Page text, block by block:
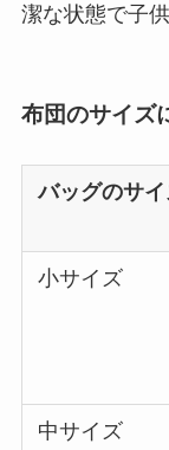
潔な状態で子
布団のサイズ
バッグのサ
小サイズ
中サイズ